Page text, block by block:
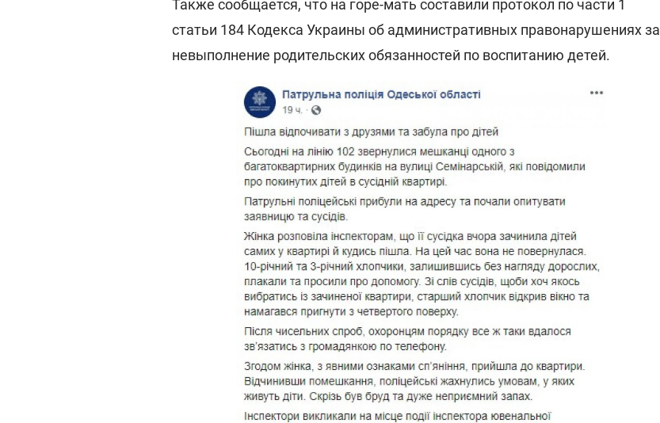
Также сообщается, что на горе-мать составили протокол по части 1
статьи 184 Кодекса Украины об административных правонарушениях за
невыполнение родительских обязанностей по воспитанию детей.